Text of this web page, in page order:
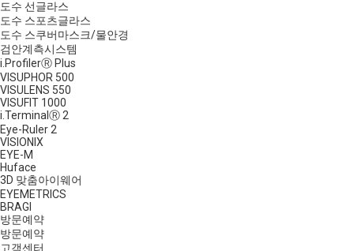
도수 선글라스
도수 스포츠글라스
도수 스쿠버마스크/물안경
검안계측시스템
i.ProfilerⓇ Plus
VISUPHOR 500
VISULENS 550
VISUFIT 1000
i.TerminalⓇ 2
Eye-Ruler 2
VISIONIX
EYE-M
Huface
3D 맞춤아이웨어
EYEMETRICS
BRAGI
방문예약
방문예약
고객센터